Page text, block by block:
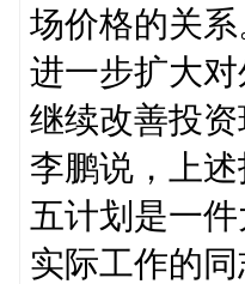
场价格的关系
进一步扩大
继续改善投
李鹏说，上
五计划是一
实际工作的